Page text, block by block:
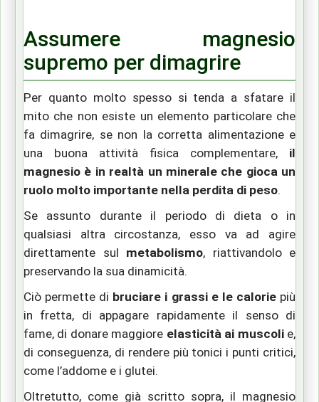
Assumere magnesio
supremo per dimagrire
Per quanto molto spesso si tenda a sfatare il
mito che non esiste un elemento particolare che
fa dimagrire, se non la corretta alimentazione e
una buona attività fisica complementare, il
magnesio è in realtà un minerale che gioca un
ruolo molto importante nella perdita di peso.
Se assunto durante il periodo di dieta o in
qualsiasi altra circostanza, esso va ad agire
direttamente sul metabolismo, riattivandolo e
preservando la sua dinamicità.
Ciò permette di bruciare i grassi e le caloriepiù
in fretta, di appagare rapidamente il senso di
fame, di donare maggiore elasticità ai muscoli e,
di conseguenza, di rendere più tonici i punti critici,
come l’addome e i glutei.
Oltretutto, come già scritto sopra, il magnesio